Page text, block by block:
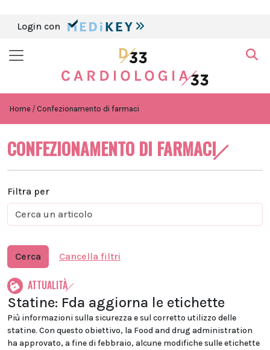
Login con
Home Confezionamento di farmaci
CONFEZIONAMENTO DI FARMACI
Filtra per
Cerca Cancella filtri
ATTUALITÀ
Statine: Fda aggiorna le etichette
Più informazioni sulla sicurezza e sul corretto utilizzo delle
statine. Con questo obiettivo, la Food and drug administration
ha approvato, a fine di febbraio, alcune modifiche sulle etichette